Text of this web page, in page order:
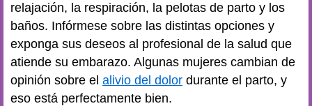
relajación, la respiración, la pelotas de parto y los
baños. Infórmese sobre las distintas opciones y
exponga sus deseos al profesional de la salud que
atiende su embarazo. Algunas mujeres cambian de
opinión sobre el alivio del dolor durante el parto, y
eso está perfectamente bien.